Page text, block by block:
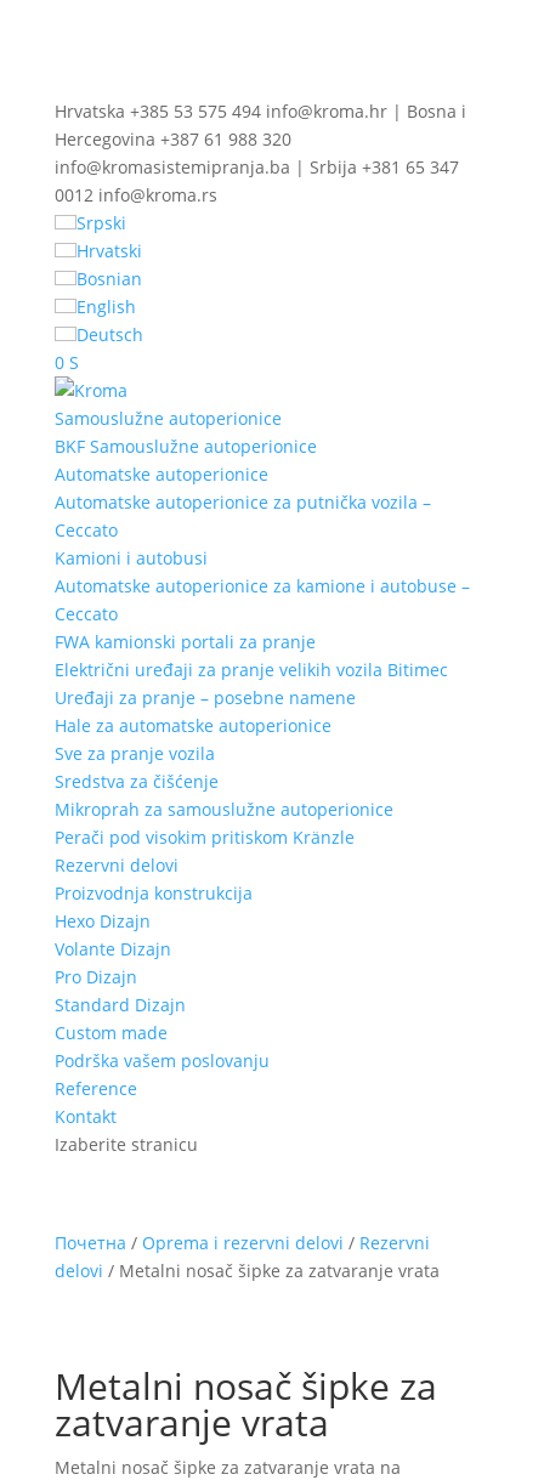
Hrvatska +385 53 575 494 info@kroma.hr | Bosna i
Hercegovina +387 61 988 320
info@kromasistemipranja.ba | Srbija +381 65 347
0012 info@kroma.rs
Srpski
Hrvatski
Bosnian
English
Deutsch
0 S
Samouslužne autoperionice
BKF Samouslužne autoperionice
Automatske autoperionice
Automatske autoperionice za putnička vozila –
Ceccato
Kamioni i autobusi
Automatske autoperionice za kamione i autobuse –
Ceccato
FWA kamionski portali za pranje
Električni uređaji za pranje velikih vozila Bitimec
Uređaji za pranje – posebne namene
Hale za automatske autoperionice
Sve za pranje vozila
Sredstva za čišćenje
Mikroprah za samouslužne autoperionice
Perači pod visokim pritiskom Kränzle
Rezervni delovi
Proizvodnja konstrukcija
Hexo Dizajn
Volante Dizajn
Pro Dizajn
Standard Dizajn
Custom made
Podrška vašem poslovanju
Reference
Kontakt
Izaberite stranicu
Почетна / Oprema i rezervni delovi / Rezervni
delovi / Metalni nosač šipke za zatvaranje vrata
Metalni nosač šipke za
zatvaranje vrata
Metalni nosač šipke za zatvaranje vrata na